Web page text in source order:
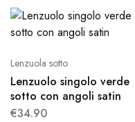
Lenzuola sotto
Lenzuolo singolo verde
sotto con angoli satin
€34.90